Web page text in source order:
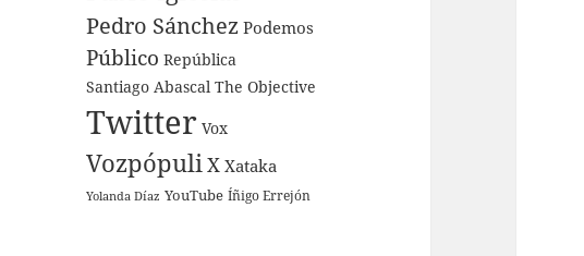
Pedro Sánchez Podemos
Público República
Santiago Abascal The Objective
Twitter Vox
Vozpópuli X Xataka
Yolanda Díaz YouTube Íñigo Errejón